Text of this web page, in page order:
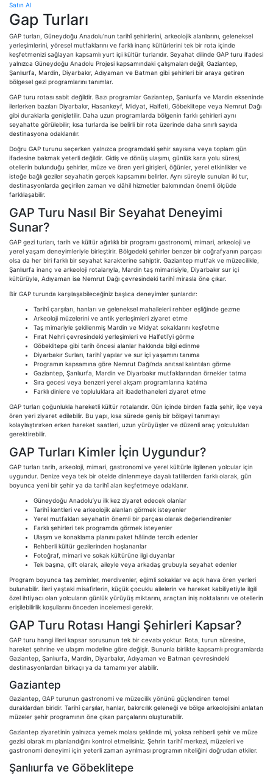
Satın Al
Gap Turları
GAP turları, Güneydoğu Anadolu’nun tarihî şehirlerini, arkeolojik alanlarını, geleneksel
yerleşimlerini, yöresel mutfaklarını ve farklı inanç kültürlerini tek bir rota içinde
keşfetmenizi sağlayan kapsamlı yurt içi kültür turlarıdır. Seyahat dilinde GAP turu ifadesi
yalnızca Güneydoğu Anadolu Projesi kapsamındaki çalışmaları değil; Gaziantep,
Şanlıurfa, Mardin, Diyarbakır, Adıyaman ve Batman gibi şehirleri bir araya getiren
bölgesel gezi programlarını tanımlar.
GAP turu rotası sabit değildir. Bazı programlar Gaziantep, Şanlıurfa ve Mardin ekseninde
ilerlerken bazıları Diyarbakır, Hasankeyf, Midyat, Halfeti, Göbeklitepe veya Nemrut Dağı
gibi duraklarla genişletilir. Daha uzun programlarda bölgenin farklı şehirleri aynı
seyahatte görülebilir; kısa turlarda ise belirli bir rota üzerinde daha sınırlı sayıda
destinasyona odaklanılır.
Doğru GAP turunu seçerken yalnızca programdaki şehir sayısına veya toplam gün
ifadesine bakmak yeterli değildir. Gidiş ve dönüş ulaşımı, günlük kara yolu süresi,
otellerin bulunduğu şehirler, müze ve ören yeri girişleri, öğünler, yerel etkinlikler ve
isteğe bağlı geziler seyahatin gerçek kapsamını belirler. Aynı süreyle sunulan iki tur,
destinasyonlarda geçirilen zaman ve dâhil hizmetler bakımından önemli ölçüde
farklılaşabilir.
GAP Turu Nasıl Bir Seyahat Deneyimi
Sunar?
GAP gezi turları, tarih ve kültür ağırlıklı bir programı gastronomi, mimari, arkeoloji ve
yerel yaşam deneyimleriyle birleştirir. Bölgedeki şehirler benzer bir coğrafyanın parçası
olsa da her biri farklı bir seyahat karakterine sahiptir. Gaziantep mutfak ve müzecilikle,
Şanlıurfa inanç ve arkeoloji rotalarıyla, Mardin taş mimarisiyle, Diyarbakır sur içi
kültürüyle, Adıyaman ise Nemrut Dağı çevresindeki tarihî mirasla öne çıkar.
Bir GAP turunda karşılaşabileceğiniz başlıca deneyimler şunlardır:
Tarihî çarşıları, hanları ve geleneksel mahalleleri rehber eşliğinde gezme
Arkeoloji müzelerini ve antik yerleşimleri ziyaret etme
Taş mimariyle şekillenmiş Mardin ve Midyat sokaklarını keşfetme
Fırat Nehri çevresindeki yerleşimleri ve Halfeti’yi görme
Göbeklitepe gibi tarih öncesi alanlar hakkında bilgi edinme
Diyarbakır Surları, tarihî yapılar ve sur içi yaşamını tanıma
Programın kapsamına göre Nemrut Dağı’nda anıtsal kalıntıları görme
Gaziantep, Şanlıurfa, Mardin ve Diyarbakır mutfaklarından örnekler tatma
Sıra gecesi veya benzeri yerel akşam programlarına katılma
Farklı dinlere ve topluluklara ait ibadethaneleri ziyaret etme
GAP turları çoğunlukla hareketli kültür rotalarıdır. Gün içinde birden fazla şehir, ilçe veya
ören yeri ziyaret edilebilir. Bu yapı, kısa sürede geniş bir bölgeyi tanımayı
kolaylaştırırken erken hareket saatleri, uzun yürüyüşler ve düzenli araç yolculukları
gerektirebilir.
GAP Turları Kimler İçin Uygundur?
GAP turları tarih, arkeoloji, mimari, gastronomi ve yerel kültürle ilgilenen yolcular için
uygundur. Denize veya tek bir otelde dinlenmeye dayalı tatillerden farklı olarak, gün
boyunca yeni bir şehir ya da tarihî alan keşfetmeye odaklanır.
Güneydoğu Anadolu’yu ilk kez ziyaret edecek olanlar
Tarihî kentleri ve arkeolojik alanları görmek isteyenler
Yerel mutfakları seyahatin önemli bir parçası olarak değerlendirenler
Farklı şehirleri tek programda görmek isteyenler
Ulaşım ve konaklama planını paket hâlinde tercih edenler
Rehberli kültür gezilerinden hoşlananlar
Fotoğraf, mimari ve sokak kültürüne ilgi duyanlar
Tek başına, çift olarak, aileyle veya arkadaş grubuyla seyahat edenler
Program boyunca taş zeminler, merdivenler, eğimli sokaklar ve açık hava ören yerleri
bulunabilir. İleri yaştaki misafirlerin, küçük çocuklu ailelerin ve hareket kabiliyetiyle ilgili
özel ihtiyacı olan yolcuların günlük yürüyüş miktarını, araçtan iniş noktalarını ve otellerin
erişilebilirlik koşullarını önceden incelemesi gerekir.
GAP Turu Rotası Hangi Şehirleri Kapsar?
GAP turu hangi illeri kapsar sorusunun tek bir cevabı yoktur. Rota, turun süresine,
hareket şehrine ve ulaşım modeline göre değişir. Bununla birlikte kapsamlı programlarda
Gaziantep, Şanlıurfa, Mardin, Diyarbakır, Adıyaman ve Batman çevresindeki
destinasyonlardan birkaçı ya da tamamı yer alabilir.
Gaziantep
Gaziantep, GAP turunun gastronomi ve müzecilik yönünü güçlendiren temel
duraklardan biridir. Tarihî çarşılar, hanlar, bakırcılık geleneği ve bölge arkeolojisini anlatan
müzeler şehir programının öne çıkan parçalarını oluşturabilir.
Gaziantep ziyaretinin yalnızca yemek molası şeklinde mi, yoksa rehberli şehir ve müze
gezisi olarak mı planlandığını kontrol etmelisiniz. Şehrin tarihî merkezi, müzeleri ve
gastronomi deneyimi için yeterli zaman ayrılması programın niteliğini doğrudan etkiler.
Şanlıurfa ve Göbeklitepe